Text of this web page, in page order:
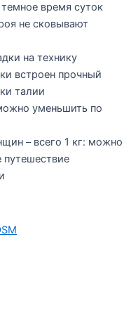
время суток
не сковывают
на технику
встроен прочный
талии
уменьшить по
– всего 1 кг: можно
путешествие